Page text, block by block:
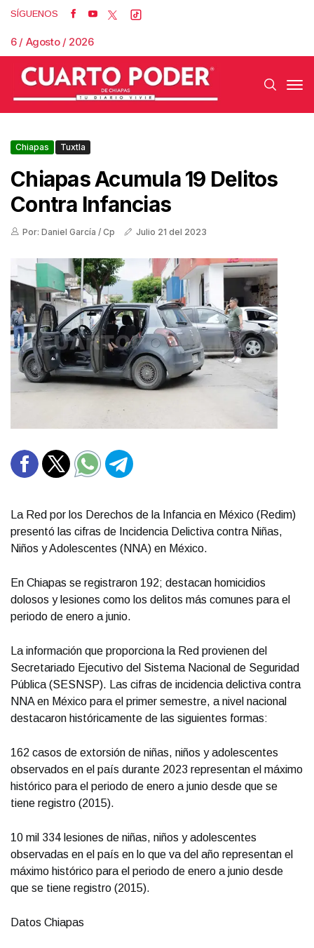
SÍGUENOS
6 / Agosto / 2026
Chiapas Tuxtla
Chiapas Acumula 19 Delitos
Contra Infancias
Por: Daniel García / Cp Julio 21 del 2023
La Red por los Derechos de la Infancia en México (Redim)
presentó las cifras de Incidencia Delictiva contra Niñas,
Niños y Adolescentes (NNA) en México.
En Chiapas se registraron 192; destacan homicidios
dolosos y lesiones como los delitos más comunes para el
periodo de enero a junio.
La información que proporciona la Red provienen del
Secretariado Ejecutivo del Sistema Nacional de Seguridad
Pública (SESNSP). Las cifras de incidencia delictiva contra
NNA en México para el primer semestre, a nivel nacional
destacaron históricamente de las siguientes formas:
162 casos de extorsión de niñas, niños y adolescentes
observados en el país durante 2023 representan el máximo
histórico para el periodo de enero a junio desde que se
tiene registro (2015).
10 mil 334 lesiones de niñas, niños y adolescentes
observadas en el país en lo que va del año representan el
máximo histórico para el periodo de enero a junio desde
que se tiene registro (2015).
Datos Chiapas